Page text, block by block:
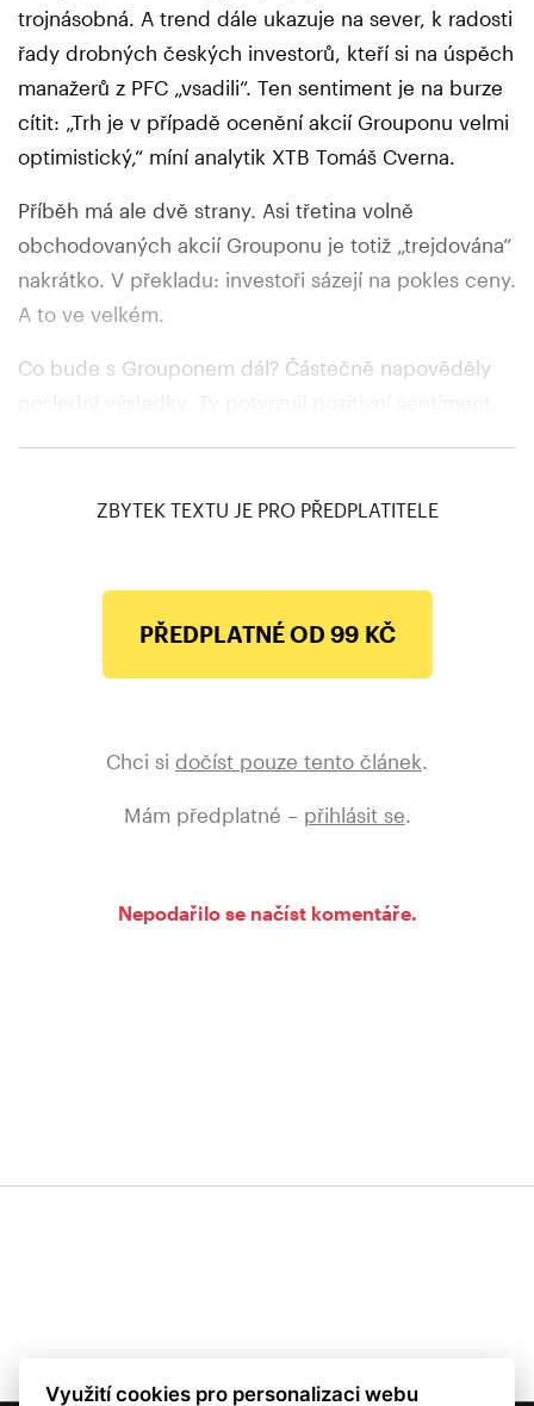
trojnásobná. A trend dále ukazuje na sever, k radosti
řady drobných českých investorů, kteří si na úspěch
manažerů z PFC „vsadili“. Ten sentiment je na burze
cítit: „Trh je v případě ocenění akcií Grouponu velmi
optimistický,“ míní analytik XTB Tomáš Cverna.
Příběh má ale dvě strany. Asi třetina volně
obchodovaných akcií Grouponu je totiž „trejdována“
nakrátko. V překladu: investoři sázejí na pokles ceny.
A to ve velkém.
Co bude s Grouponem dál? Částečně napověděly
ZBYTEK TEXTU JE PRO PŘEDPLATITELE
PŘEDPLATNÉ OD 99 KČ
Chci si dočíst pouze tento článek
Mám předplatné – přihlásit se
Nepodařilo se načíst komentáře.
Využití cookies pro personalizaci webu